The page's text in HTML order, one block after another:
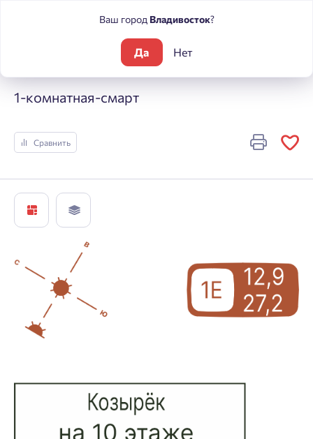
Погода
1-комнатная-смарт
Сравнить
Ваш город Владивосток?
Да Нет